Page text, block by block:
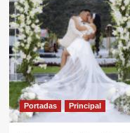
Portadas Principal